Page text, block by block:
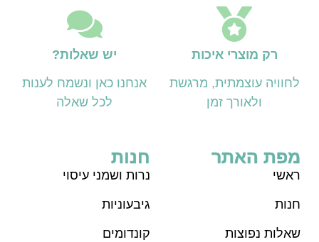
רק מוצרי איכות
לחוויה עוצמתית, מרגשת
ולאורך זמן
יש שאלות?
אנחנו כאן ונשמח לענות
לכל שאלה
מפת האתר
ראשי
חנות
שאלות נפוצות
חנות
נרות ושמני עיסוי
גיבעוניות
קונדומים